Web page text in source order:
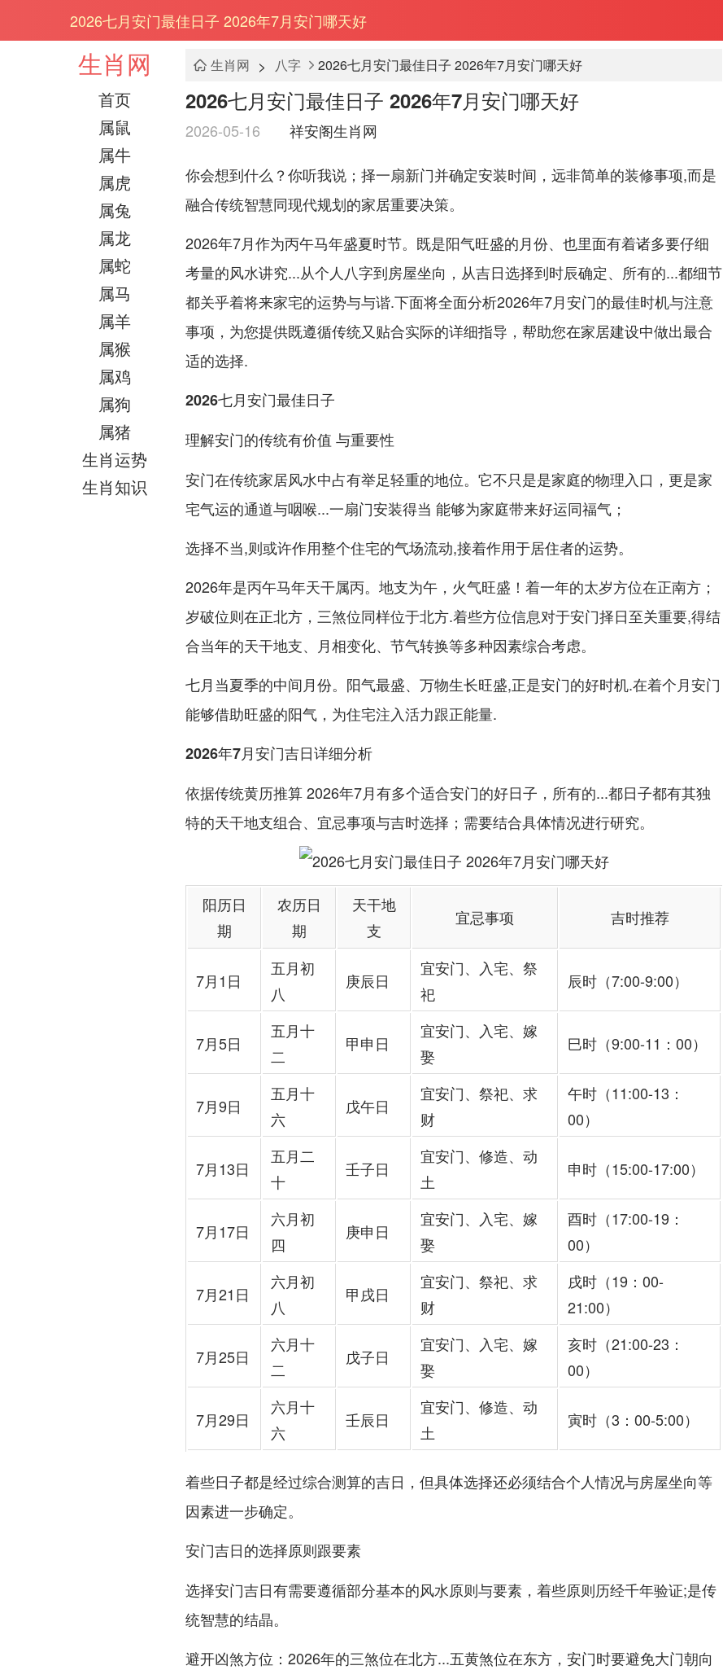
2026七月安门最佳日子 2026年7月安门哪天好
生肖网
首页
属鼠
属牛
属虎
属兔
属龙
属蛇
属马
属羊
属猴
属鸡
属狗
属猪
生肖运势
生肖知识
生肖网 > 八字 2026七月安门最佳日子 2026年7月安门哪天好
2026七月安门最佳日子 2026年7月安门哪天好
2026-05-16 祥安阁生肖网
你会想到什么？你听我说；择一扇新门并确定安装时间，远非简单的装修事项,而是
融合传统智慧同现代规划的家居重要决策。
2026年7月作为丙午马年盛夏时节。既是阳气旺盛的月份、也里面有着诸多要仔细
考量的风水讲究...从个人八字到房屋坐向，从吉日选择到时辰确定、所有的...都细节
都关乎着将来家宅的运势与与谐.下面将全面分析2026年7月安门的最佳时机与注意
事项，为您提供既遵循传统又贴合实际的详细指导，帮助您在家居建设中做出最合
适的选择.
2026七月安门最佳日子
理解安门的传统有价值 与重要性
安门在传统家居风水中占有举足轻重的地位。它不只是是家庭的物理入口，更是家
宅气运的通道与咽喉...一扇门安装得当 能够为家庭带来好运同福气；
选择不当,则或许作用整个住宅的气场流动,接着作用于居住者的运势。
2026年是丙午马年天干属丙。地支为午，火气旺盛！着一年的太岁方位在正南方；
岁破位则在正北方，三煞位同样位于北方.着些方位信息对于安门择日至关重要,得结
合当年的天干地支、月相变化、节气转换等多种因素综合考虑。
七月当夏季的中间月份。阳气最盛、万物生长旺盛,正是安门的好时机.在着个月安门
能够借助旺盛的阳气，为住宅注入活力跟正能量.
2026年7月安门吉日详细分析
依据传统黄历推算 2026年7月有多个适合安门的好日子，所有的...都日子都有其独
特的天干地支组合、宜忌事项与吉时选择；需要结合具体情况进行研究。
阳历日
期
农历日
期
天干地
支
宜忌事项 吉时推荐
7月1日
五月初
八
庚辰日
宜安门、入宅、祭
祀
辰时（7:00-9:00）
7月5日
五月十
二
甲申日
宜安门、入宅、嫁
娶
巳时（9:00-11：00）
7月9日
五月十
六
戊午日
宜安门、祭祀、求
财
午时（11:00-13：
00）
7月13日
五月二
十
壬子日
宜安门、修造、动
土
申时（15:00-17:00）
7月17日
六月初
四
庚申日
宜安门、入宅、嫁
娶
酉时（17:00-19：
00）
7月21日
六月初
八
甲戌日
宜安门、祭祀、求
财
戌时（19：00-
21:00）
7月25日
六月十
二
戊子日
宜安门、入宅、嫁
娶
亥时（21:00-23：
00）
7月29日
六月十
六
壬辰日
宜安门、修造、动
土
寅时（3：00-5:00）
着些日子都是经过综合测算的吉日，但具体选择还必须结合个人情况与房屋坐向等
因素进一步确定。
安门吉日的选择原则跟要素
选择安门吉日有需要遵循部分基本的风水原则与要素，着些原则历经千年验证;是传
统智慧的结晶。
避开凶煞方位 ：2026年的三煞位在北方...五黄煞位在东方，安门时要避免大门朝向